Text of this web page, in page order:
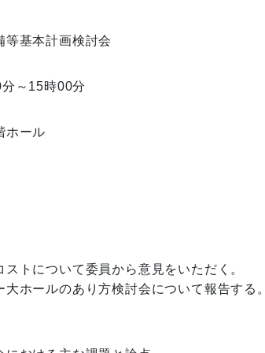
等基本計画検討会
～15時00分
ホール
トについて委員から意見をいただく。
ホールのあり方検討会について報告する。